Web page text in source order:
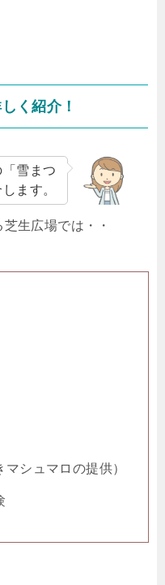
く紹介！
雪まつ
ます。
生広場では・・
シュマロの提供）